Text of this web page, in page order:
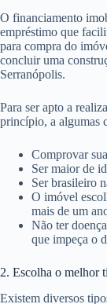
O financiamento
empréstimo que
para compra do
concluir uma
Serranópolis.
Para ser apto a
princípio, a algumas
Comprovar
Ser maior de
Ser brasileiro
O imóvel
mais de um
Não ter
que impeça o
2. Escolha o melhor
Existem diversos